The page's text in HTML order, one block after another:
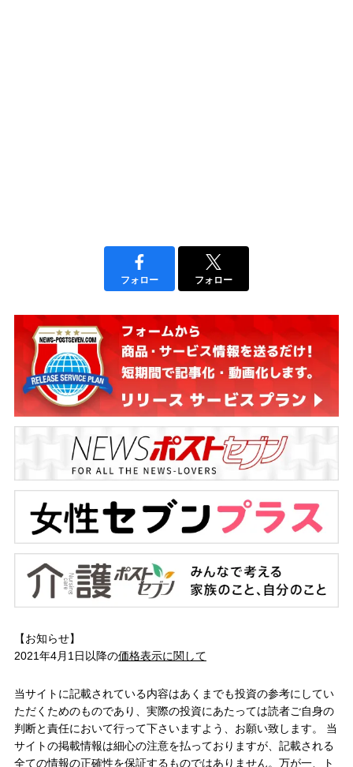
フォロー フォロー
【お知らせ】
2021年4月1日以降の価格表示に関して
当サイトに記載されている内容はあくまでも投資の参考にしてい
ただくためのものであり、実際の投資にあたっては読者ご自身の
判断と責任において行って下さいますよう、お願い致します。 当
サイトの掲載情報は細心の注意を払っておりますが、記載される
全ての情報の正確性を保証するものではありません。万が一、ト